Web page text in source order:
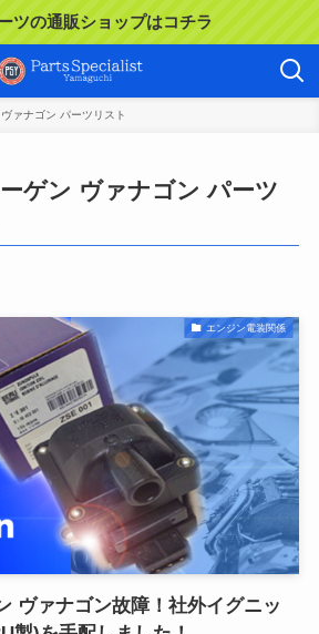
ツの通販ショップはコチラ
ァナゴン パーツリスト
ゲン ヴァナゴン パーツ
エンジン電装関係
ヴァナゴン故障！社外イグニッ